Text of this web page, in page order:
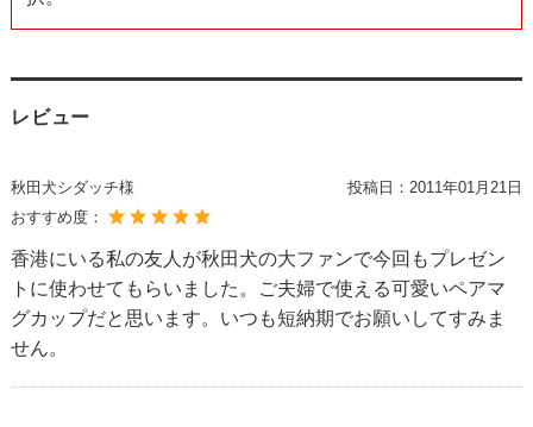
レビュー
秋田犬シダッチ様 投稿日： 2011年01月21日
おすすめ度：
香港にいる私の友人が秋田犬の大ファンで今回もプレゼン
トに使わせてもらいました。ご夫婦で使える可愛いペアマ
グカップだと思います。いつも短納期でお願いしてすみま
せん。